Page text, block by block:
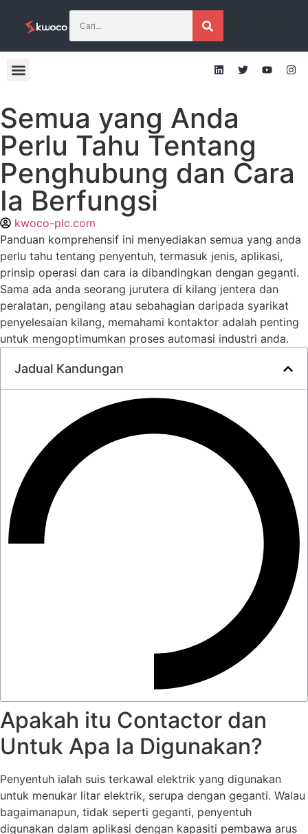
Semua yang Anda
Perlu Tahu Tentang
Penghubung dan Cara
Ia Berfungsi
kwoco-plc.com
Panduan komprehensif ini menyediakan semua yang anda
perlu tahu tentang penyentuh, termasuk jenis, aplikasi,
prinsip operasi dan cara ia dibandingkan dengan geganti.
Sama ada anda seorang jurutera di kilang jentera dan
peralatan, pengilang atau sebahagian daripada syarikat
penyelesaian kilang, memahami kontaktor adalah penting
untuk mengoptimumkan proses automasi industri anda.
Jadual Kandungan
Apakah itu Contactor dan
Untuk Apa Ia Digunakan?
Penyentuh ialah suis terkawal elektrik yang digunakan
untuk menukar litar elektrik, serupa dengan geganti. Walau
bagaimanapun, tidak seperti geganti, penyentuh
digunakan dalam aplikasi dengan kapasiti pembawa arus